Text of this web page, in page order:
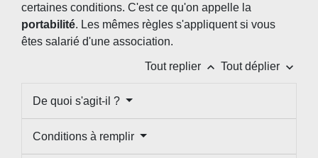
certaines conditions. C'est ce qu'on appelle la
portabilité. Les mêmes règles s'appliquent si vous
êtes salarié d'une association.
Tout replier keyboard_arrow_up Tout déplier keyboard_arrow_down
De quoi s'agit-il ?
Conditions à remplir